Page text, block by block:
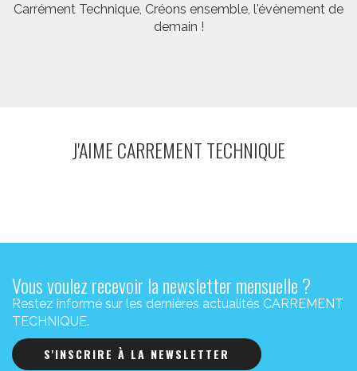
Carrément Technique, Créons ensemble, l'évènement de
demain !
J'AIME CARREMENT TECHNIQUE
Vous voulez recevoir la newsletter mensuelle ?
Restez informé sur les dernières actualités CARREMENT
TECHNIQUE.
S'INSCRIRE À LA NEWSLETTER